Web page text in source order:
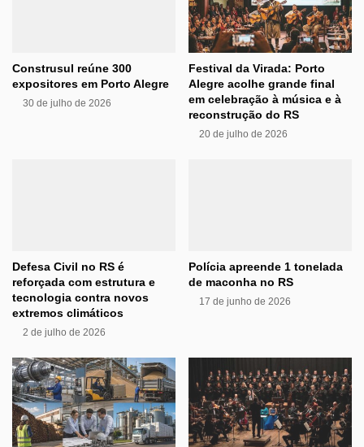
Construsul reúne 300
expositores em Porto Alegre
30 de julho de 2026
Festival da Virada: Porto
Alegre acolhe grande final
em celebração à música e à
reconstrução do RS
20 de julho de 2026
Defesa Civil no RS é
reforçada com estrutura e
tecnologia contra novos
extremos climáticos
2 de julho de 2026
Polícia apreende 1 tonelada
de maconha no RS
17 de junho de 2026